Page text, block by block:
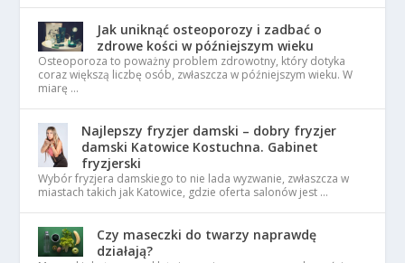
Jak uniknąć osteoporozy i zadbać o
zdrowe kości w późniejszym wieku
Osteoporoza to poważny problem zdrowotny, który dotyka
coraz większą liczbę osób, zwłaszcza w późniejszym wieku. W
miarę …
Najlepszy fryzjer damski – dobry fryzjer
damski Katowice Kostuchna. Gabinet
fryzjerski
Wybór fryzjera damskiego to nie lada wyzwanie, zwłaszcza w
miastach takich jak Katowice, gdzie oferta salonów jest …
Czy maseczki do twarzy naprawdę
działają?